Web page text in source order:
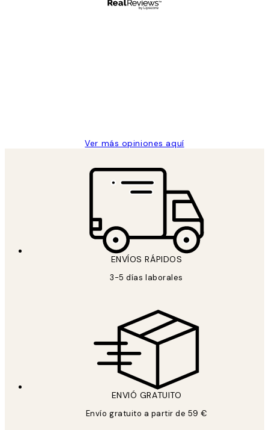
Ver más opiniones aquí
ENVÍOS RÁPIDOS
3-5 días laborales
ENVIÓ GRATUITO
Envío gratuito a partir de 59 €